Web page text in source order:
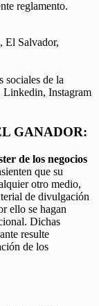
reglamento.
El Salvador,
sociales de la
Instagram
GANADOR:
de los negocios
que su
otro medio,
de divulgación
ello se hagan
Dichas
resulte
de los